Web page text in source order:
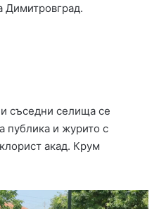
Димитровград.
съседни селища се
публика и журито с
акад. Крум